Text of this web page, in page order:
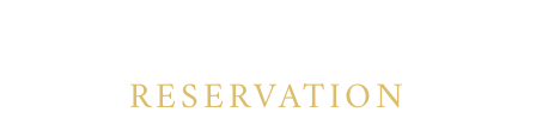
RESERVATION